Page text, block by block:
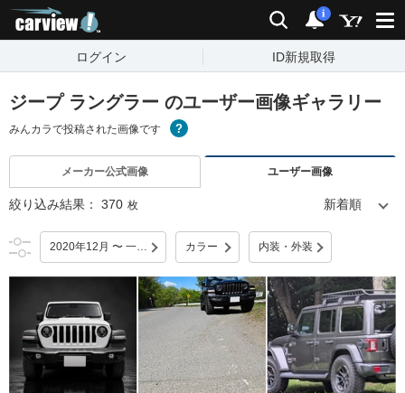
検索 通知
i
ログイン ID新規取得
ジープ ラングラー のユーザー画像ギャラリー
みんカラで投稿された画像です
メーカー公式画像 ユーザー画像
絞り込み結果： 370 枚
2020年12月 〜 一部改良 カラー 内装・外装